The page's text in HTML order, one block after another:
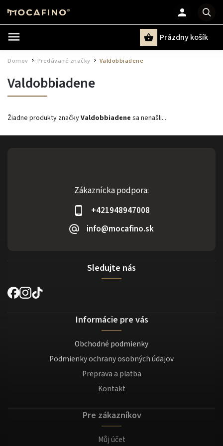
Prázdny košík
Domov Predávané značky Valdobbiadene
Valdobbiadene
Žiadne produkty značkyValdobbiadene sa nenašli...
Zákaznícka podpora:
+421948947008
info@mocafino.sk
Sledujte nás
Informácie pre vás
Obchodné podmienky
Podmienky ochrany osobných údajov
Preprava a platba
Kontakt
Pre zákazníkov
Můj účet